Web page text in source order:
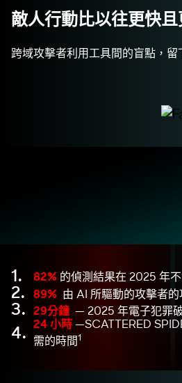
敵人行動比以往更快
跨域攻擊者利用工具間的盲點，留
1. 82% 的偵測結果在 2025 年
2. 89% 由 AI 所驅動的攻擊者
3. 29分鐘— 2025 年電子犯罪
4. 24 小時—SCATTERED
需的時間1